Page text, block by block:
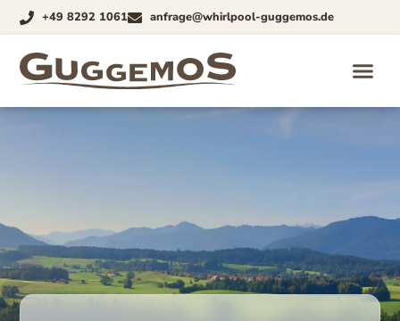
+49 8292 1061 anfrage@whirlpool-guggemos.de